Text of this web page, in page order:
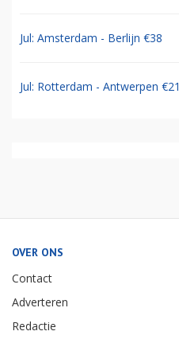
Jul: Amsterdam - Berlijn €38
Jul: Rotterdam - Antwerpen €21
OVER ONS
Contact
Adverteren
Redactie